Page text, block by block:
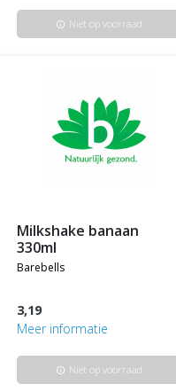
info Niet op voorraad
milkshake banaan
330ml
barebells
3,19
Meer informatie
info Niet op voorraad